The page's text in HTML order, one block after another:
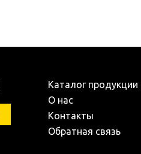
Каталог продукции
О нас
Контакты
Обратная связь